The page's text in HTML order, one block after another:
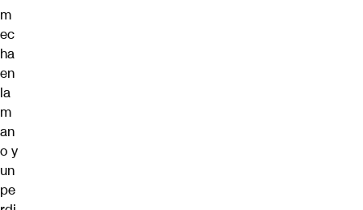
m
ec
ha
en
la
m
an
o y
un
pe